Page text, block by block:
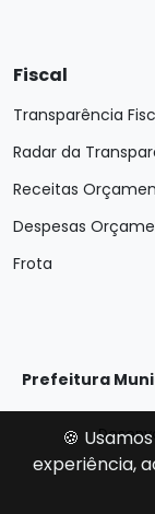
Fiscal
Transparência
Radar da
Receitas
Despesas
Frota
Prefeitura
🍪
experiência,